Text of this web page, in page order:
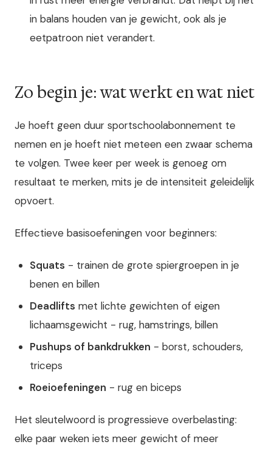
in balans houden van je gewicht, ook als je
eetpatroon niet verandert.
Zo begin je: wat werkt en wat niet
Je hoeft geen duur sportschoolabonnement te
nemen en je hoeft niet meteen een zwaar schema
te volgen. Twee keer per week is genoeg om
resultaat te merken, mits je de intensiteit geleidelijk
opvoert.
Effectieve basisoefeningen voor beginners:
Squats - trainen de grote spiergroepen in je
benen en billen
Deadlifts met lichte gewichten of eigen
lichaamsgewicht - rug, hamstrings, billen
Pushups of bankdrukken - borst, schouders,
triceps
Roeioefeningen - rug en biceps
Het sleutelwoord is progressieve overbelasting:
elke paar weken iets meer gewicht of meer